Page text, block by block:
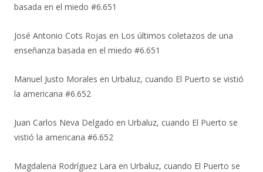
basada en el miedo #6.651
José Antonio Cots Rojas en Los últimos coletazos de una
enseñanza basada en el miedo #6.651
Manuel Justo Morales en Urbaluz, cuando El Puerto se vistió
la americana #6.652
Juan Carlos Neva Delgado en Urbaluz, cuando El Puerto se
vistió la americana #6.652
Magdalena Rodríguez Lara en Urbaluz, cuando El Puerto se